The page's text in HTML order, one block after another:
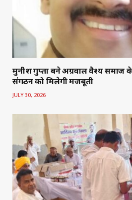
मुनीश गुप्ता बने अग्रवाल वैश्य समाज
संगठन को मिलेगी मजबूती
JULY 30, 2026